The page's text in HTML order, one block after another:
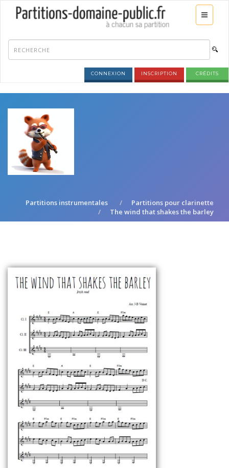
CONNEXION INSCRIPTION CRÉDITS
Partitions instrumentales
Partitions pour clarinette
The wind that shakes the barley